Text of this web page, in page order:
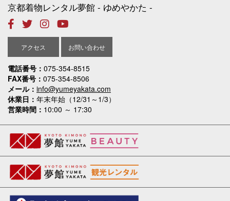
電話番号
075-354-8515
FAX番号
075-354-8506
メール
info@yumeyakata.com
休業日
年末年始（12/31～1/3）
営業時間
10:00 ～ 17:30
京都着物レンタル夢館 ゆめやかた
アクセス お問い合わせ